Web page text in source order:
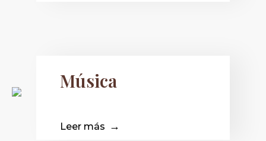
Música
Leer más